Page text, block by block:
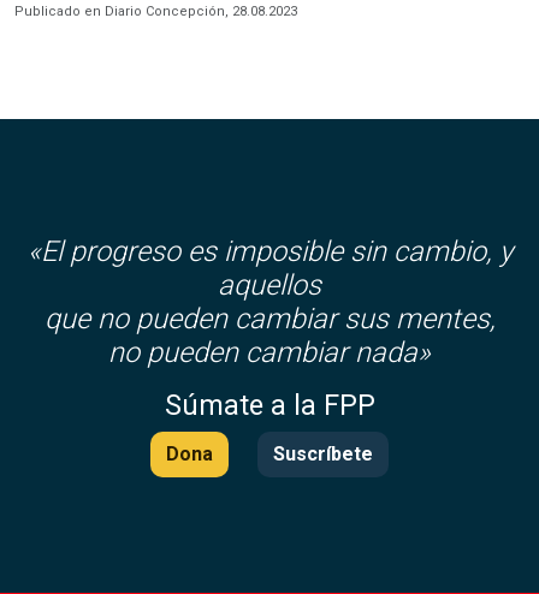
Publicado en Diario Concepción, 28.08.2023
«El progreso es imposible sin cambio, y
aquellos
que no pueden cambiar sus mentes,
no pueden cambiar nada»
Súmate a la FPP
Dona Suscríbete